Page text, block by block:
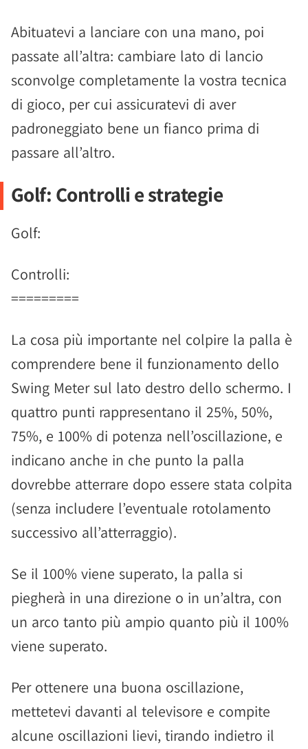
Abituatevi a lanciare con una mano, poi
passate all’altra: cambiare lato di lancio
sconvolge completamente la vostra tecnica
di gioco, per cui assicuratevi di aver
padroneggiato bene un fianco prima di
passare all’altro.
Golf: Controlli e strategie
Golf:
Controlli:
=========
La cosa più importante nel colpire la palla è
comprendere bene il funzionamento dello
Swing Meter sul lato destro dello schermo. I
quattro punti rappresentano il 25%, 50%,
75%, e 100% di potenza nell’oscillazione, e
indicano anche in che punto la palla
dovrebbe atterrare dopo essere stata colpita
(senza includere l’eventuale rotolamento
successivo all’atterraggio).
Se il 100% viene superato, la palla si
piegherà in una direzione o in un’altra, con
un arco tanto più ampio quanto più il 100%
viene superato.
Per ottenere una buona oscillazione,
mettetevi davanti al televisore e compite
alcune oscillazioni lievi, tirando indietro il